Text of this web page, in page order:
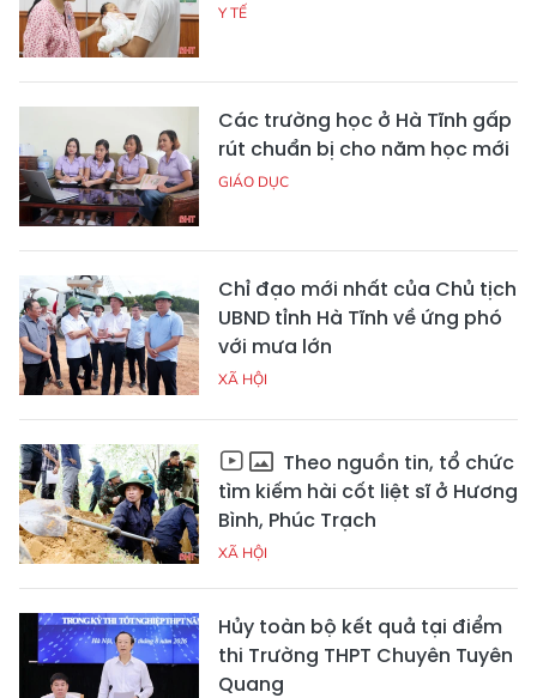
Y TẾ
Các trường học ở Hà Tĩnh gấp
rút chuẩn bị cho năm học mới
GIÁO DỤC
Chỉ đạo mới nhất của Chủ tịch
UBND tỉnh Hà Tĩnh về ứng phó
với mưa lớn
XÃ HỘI
Theo nguồn tin, tổ chức
tìm kiếm hài cốt liệt sĩ ở Hương
Bình, Phúc Trạch
XÃ HỘI
Hủy toàn bộ kết quả tại điểm
thi Trường THPT Chuyên Tuyên
Quang